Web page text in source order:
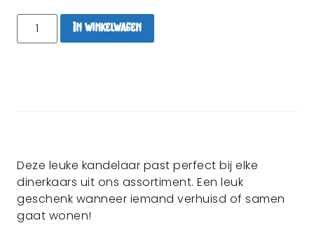
In winkelwagen
Deze leuke kandelaar past perfect bij elke
dinerkaars uit ons assortiment. Een leuk
geschenk wanneer iemand verhuisd of samen
gaat wonen!